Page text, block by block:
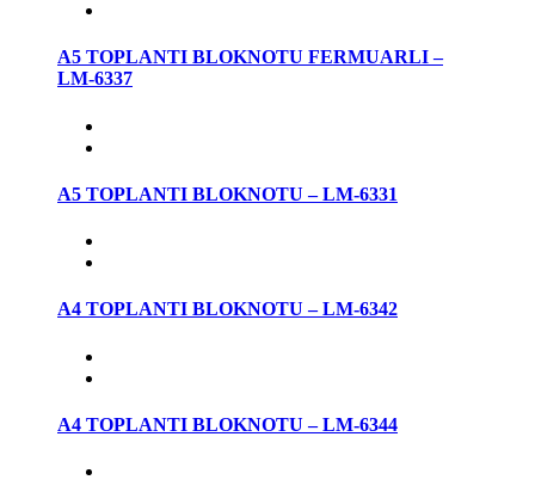
A5 TOPLANTI BLOKNOTU FERMUARLI –
LM-6337
A5 TOPLANTI BLOKNOTU – LM-6331
A4 TOPLANTI BLOKNOTU – LM-6342
A4 TOPLANTI BLOKNOTU – LM-6344